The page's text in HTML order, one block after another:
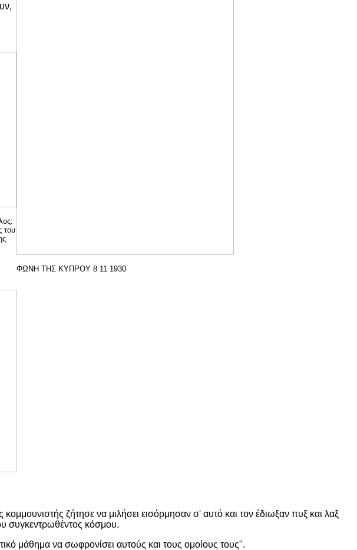
ΦΩΝΗ ΤΗΣ ΚΥΠΡΟΥ 8 11 1930
του
ζήτησε να μιλήσει εισόρμησαν σ' αυτό και τον έδιωξαν πυξ και λαξ
συγκεντρωθέντος κόσμου.
μάθημα να σωφρονίσει αυτούς και τους ομοίους τους".